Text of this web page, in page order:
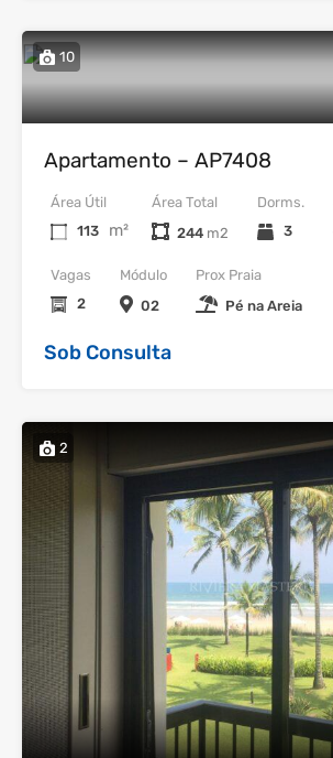
10
Apartamento – AP7408
Dorms.
3
Área Útil
113
m²
Vagas
2
Área Total
244
Módulo
02
Prox Praia
Pé na Areia
Sob Consulta
2